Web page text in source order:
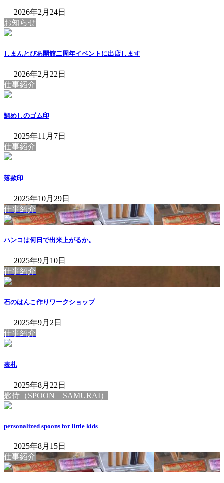
2026年2月24日
お知らせ
しまんとぴあ開館二周年イベントに出店します
2026年2月22日
仕事紹介
鯛めしのゴム印
2025年11月7日
仕事紹介
落款印
2025年10月29日
仕事紹介
ハンコは何日で出来上がるか。
2025年9月10日
仕事紹介
石のはんこ作りワークショップ
2025年9月2日
仕事紹介
表札
2025年8月22日
匙侍（SPOON SAMURAI）
personalized spoons for little kids
2025年8月15日
仕事紹介